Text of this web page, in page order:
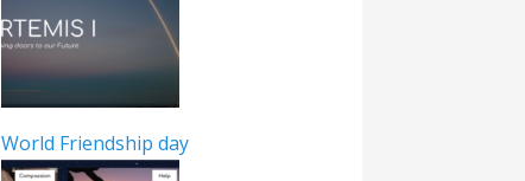
World Friendship day